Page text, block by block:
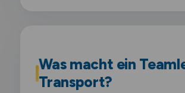
Was macht ein
Transport?